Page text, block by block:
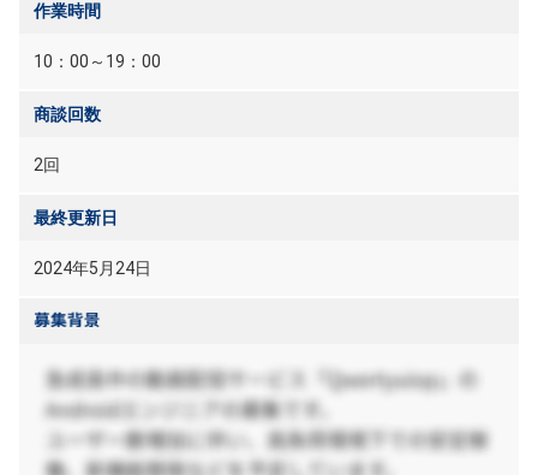
作業時間
10：00～19：00
商談回数
2回
最終更新日
2024年5月24日